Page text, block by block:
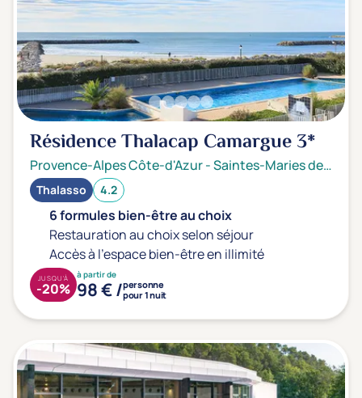
Résidence Thalacap Camargue3*
Provence-Alpes Côte-d'Azur-Saintes-Maries de la mer
Thalasso 4.2
6 formules bien-être au choix
Restauration au choix selon séjour
Accès à l'espace bien-être en illimité
à partir de
98 € /personne
pour 1 nuit
JUSQU'À
-20%